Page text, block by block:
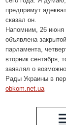
предпримут
сказал он.
Напомним, 26 июня
объявлена
парламента,
вторник сентября,
заявлял о
Рады Украины в
obkom.net.ua